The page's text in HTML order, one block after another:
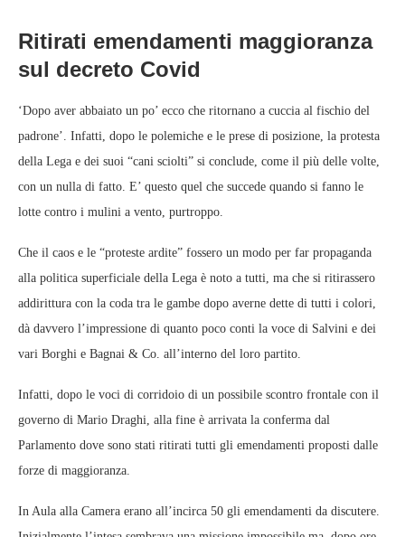
Ritirati emendamenti maggioranza
sul decreto Covid
‘Dopo aver abbaiato un po’ ecco che ritornano a cuccia al fischio del
padrone’. Infatti, dopo le polemiche e le prese di posizione, la protesta
della Lega e dei suoi “cani sciolti” si conclude, come il più delle volte,
con un nulla di fatto. E’ questo quel che succede quando si fanno le
lotte contro i mulini a vento, purtroppo.
Che il caos e le “proteste ardite” fossero un modo per far propaganda
alla politica superficiale della Lega è noto a tutti, ma che si ritirassero
addirittura con la coda tra le gambe dopo averne dette di tutti i colori,
dà davvero l’impressione di quanto poco conti la voce di Salvini e dei
vari Borghi e Bagnai & Co. all’interno del loro partito.
Infatti, dopo le voci di corridoio di un possibile scontro frontale con il
governo di Mario Draghi, alla fine è arrivata la conferma dal
Parlamento dove sono stati ritirati tutti gli emendamenti proposti dalle
forze di maggioranza.
In Aula alla Camera erano all’incirca 50 gli emendamenti da discutere.